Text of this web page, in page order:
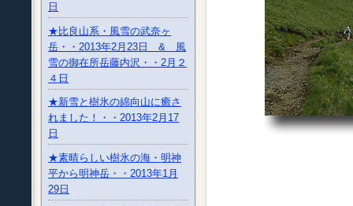
日
★比良山系・風雪の武奈ヶ
岳・・2013年2月23日 & 風
雪の御在所岳藤内沢・・2月２
４日
★新雪と樹氷の綿向山に癒さ
れました！・・2013年2月17
日
★素晴らしい樹氷の海・明神
平から明神岳・・2013年1月
29日